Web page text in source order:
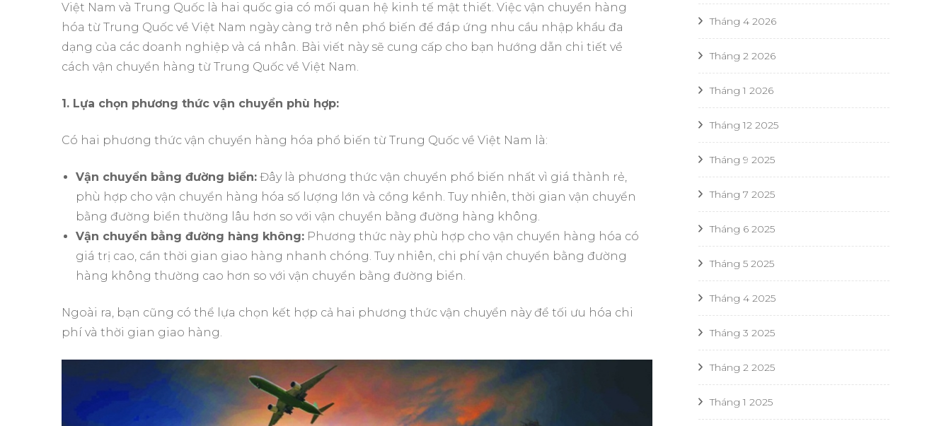
Việt Nam và Trung Quốc là hai quốc gia có mối quan hệ kinh tế mật thiết. Việc vận chuyển hàng
hóa từ Trung Quốc về Việt Nam ngày càng trở nên phổ biến để đáp ứng nhu cầu nhập khẩu đa
dạng của các doanh nghiệp và cá nhân. Bài viết này sẽ cung cấp cho bạn hướng dẫn chi tiết về
cách vận chuyển hàng từ Trung Quốc về Việt Nam.
1. Lựa chọn phương thức vận chuyển phù hợp:
Có hai phương thức vận chuyển hàng hóa phổ biến từ Trung Quốc về Việt Nam là:
Vận chuyển bằng đường biển: Đây là phương thức vận chuyển phổ biến nhất vì giá thành rẻ,
phù hợp cho vận chuyển hàng hóa số lượng lớn và cồng kềnh. Tuy nhiên, thời gian vận chuyển
bằng đường biển thường lâu hơn so với vận chuyển bằng đường hàng không.
Vận chuyển bằng đường hàng không: Phương thức này phù hợp cho vận chuyển hàng hóa có
giá trị cao, cần thời gian giao hàng nhanh chóng. Tuy nhiên, chi phí vận chuyển bằng đường
hàng không thường cao hơn so với vận chuyển bằng đường biển.
Ngoài ra, bạn cũng có thể lựa chọn kết hợp cả hai phương thức vận chuyển này để tối ưu hóa chi
phí và thời gian giao hàng.
Tháng 4 2026
Tháng 2 2026
Tháng 1 2026
Tháng 12 2025
Tháng 9 2025
Tháng 7 2025
Tháng 6 2025
Tháng 5 2025
Tháng 4 2025
Tháng 3 2025
Tháng 2 2025
Tháng 1 2025